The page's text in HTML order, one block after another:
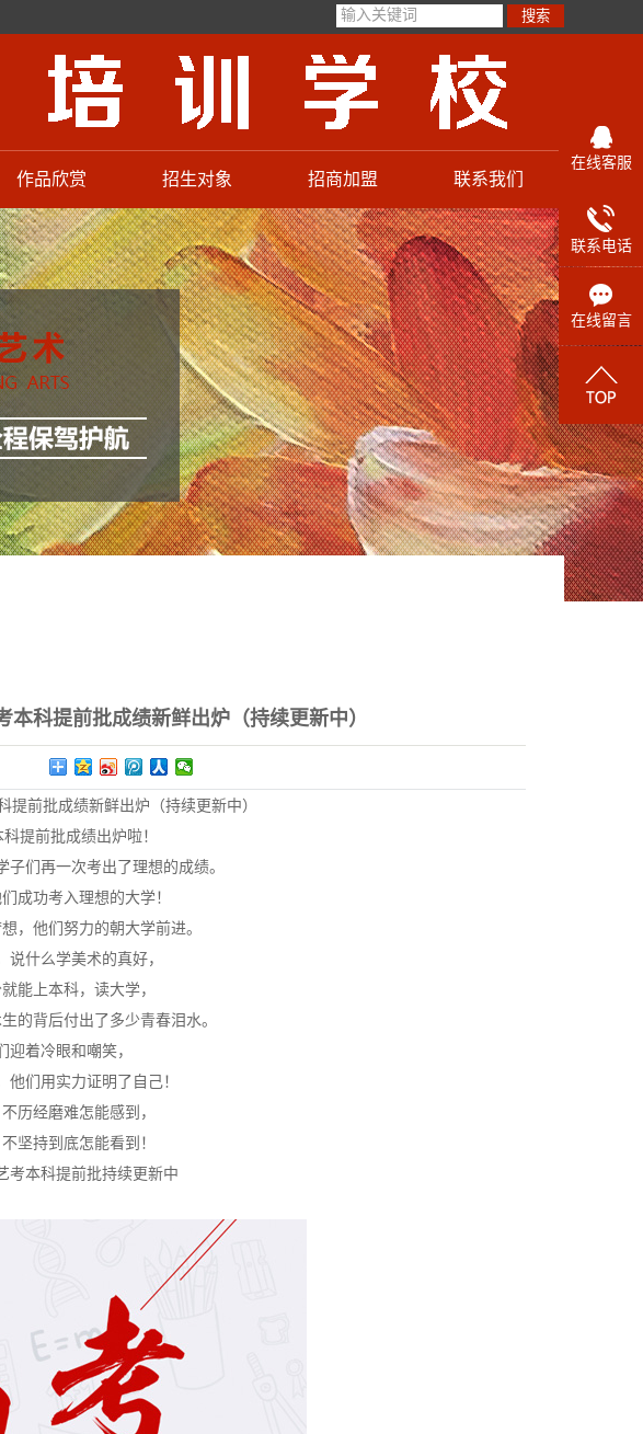
作品欣赏
名师作品
老师作品
新生作品
招生对象 招商加盟
加入我们
加盟校址
联系我们
本科提前批成绩新鲜出炉（持续更新中）
提前批成绩新鲜出炉（持续更新中）
提前批成绩出炉啦！
子们再一次考出了理想的成绩。
成功考入理想的大学！
，他们努力的朝大学前进。
说什么学美术的真好，
能上本科，读大学，
的背后付出了多少青春泪水。
迎着冷眼和嘲笑，
他们用实力证明了自己！
历经磨难怎能感到，
坚持到底怎能看到！
考本科提前批持续更新中
在线客服
联系电话
在线留言